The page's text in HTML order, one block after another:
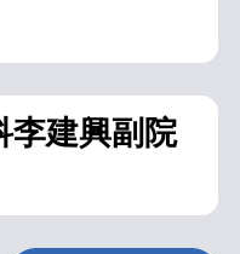
李建興副院